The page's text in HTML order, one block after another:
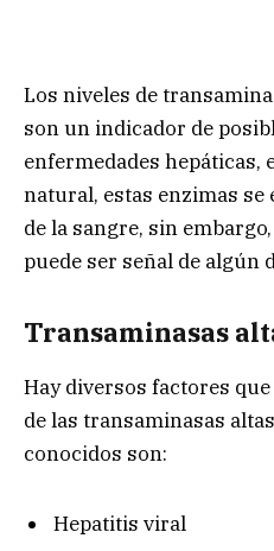
Los niveles de
son un indicador de
enfermedades hepáticas,
natural, estas enzimas
de la sangre, sin
puede ser señal de algún
Transaminasas
Hay diversos factores
de las transaminasas
conocidos son:
Hepatitis viral